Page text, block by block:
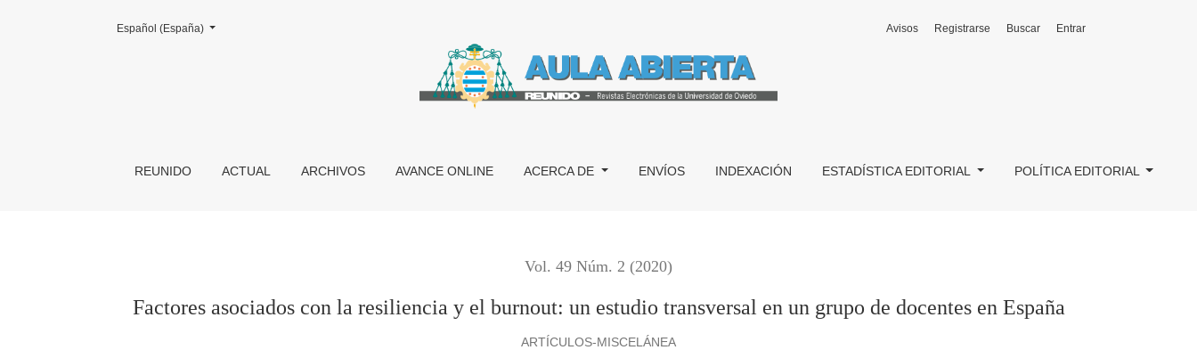
Factores asociados con la resiliencia y el burnout: un estudio transversal en un grupo de docentes en España
REUNIDO ACTUAL ARCHIVOS AVANCE ONLINE ACERCA DE ENVÍOS INDEXACIÓN ESTADÍSTICA EDITORIAL POLÍTICA EDITORIAL
Avisos Registrarse Buscar Entrar
Cambiar el idioma. El actual es:
Español (España)
Vol. 49 Núm. 2 (2020)
Factores asociados con la resiliencia y el burnout: un estudio transversal en un grupo de docentes en España
ARTÍCULOS-MISCELÁNEA